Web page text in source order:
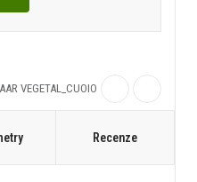
VEGETAL_CUOIO
Recenze